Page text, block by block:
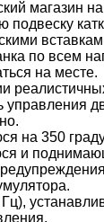
магазин
подвеску
по всем
на месте.
управления
на 350
и